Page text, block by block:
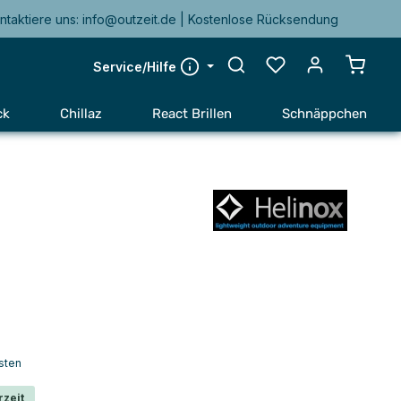
uns: info@outzeit.de | Kostenlose Rücksendung
Service/Hilfe
Chillaz React Brillen Schnäppchen